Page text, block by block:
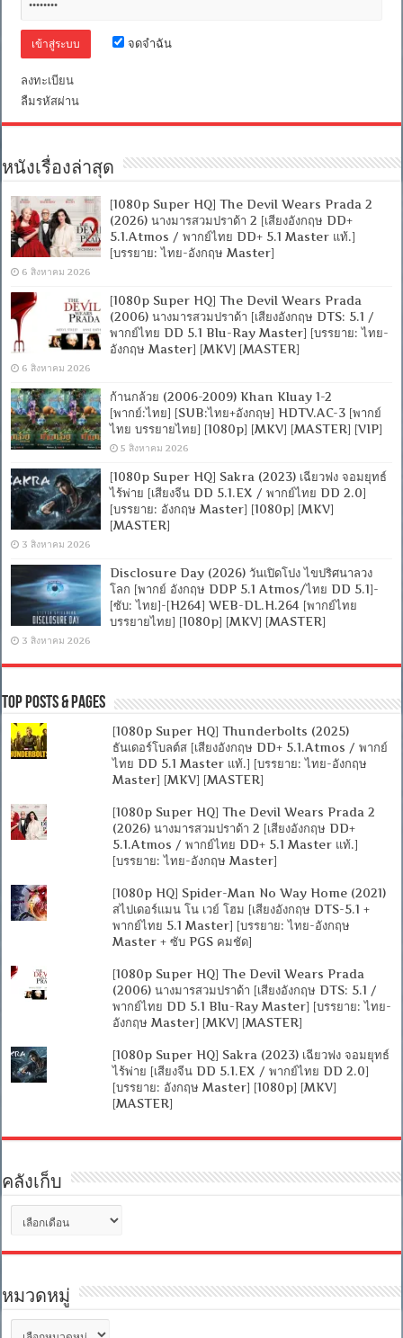
+
อังกฤษ
2.0]
จดจำฉัน
ลงทะเบียน
ลืมรหัสผ่าน
หนังเรื่องล่าสุด
[1080p Super HQ] The Devil Wears Prada 2
(2026) นางมารสวมปราด้า 2 [เสียงอังกฤษ DD+
5.1.Atmos / พากย์ไทย DD+ 5.1 Master แท้.]
[บรรยาย: ไทย-อังกฤษ Master]
6 สิงหาคม 2026
[1080p Super HQ] The Devil Wears Prada
(2006) นางมารสวมปราด้า [เสียงอังกฤษ DTS: 5.1 /
พากย์ไทย DD 5.1 Blu-Ray Master] [บรรยาย: ไทย-
อังกฤษ Master] [MKV] [MASTER]
6 สิงหาคม 2026
ก้านกล้วย (2006-2009) Khan Kluay 1-2
[พากย์:ไทย] [SUB:ไทย+อังกฤษ] HDTV.AC-3 [พากย์
ไทย บรรยายไทย] [1080p] [MKV] [MASTER] [VIP]
5 สิงหาคม 2026
[1080p Super HQ] Sakra (2023) เฉียวฟง จอมยุทธ์
ไร้พ่าย [เสียงจีน DD 5.1.EX / พากย์ไทย DD 2.0]
[บรรยาย: อังกฤษ Master] [1080p] [MKV]
[MASTER]
3 สิงหาคม 2026
Disclosure Day (2026) วันเปิดโปง ไขปริศนาลวง
โลก [พากย์ อังกฤษ DDP 5.1 Atmos/ไทย DD 5.1]-
[ซับ: ไทย]-[H264] WEB-DL.H.264 [พากย์ไทย
บรรยายไทย] [1080p] [MKV] [MASTER]
3 สิงหาคม 2026
Top Posts & Pages
[1080p Super HQ] Thunderbolts (2025)
ธันเดอร์โบลต์ส [เสียงอังกฤษ DD+ 5.1.Atmos / พากย์
ไทย DD 5.1 Master แท้.] [บรรยาย: ไทย-อังกฤษ
Master] [MKV] [MASTER]
[1080p Super HQ] The Devil Wears Prada 2
(2026) นางมารสวมปราด้า 2 [เสียงอังกฤษ DD+
5.1.Atmos / พากย์ไทย DD+ 5.1 Master แท้.]
[บรรยาย: ไทย-อังกฤษ Master]
[1080p HQ] Spider-Man No Way Home (2021)
สไปเดอร์แมน โน เวย์ โฮม [เสียงอังกฤษ DTS-5.1 +
พากย์ไทย 5.1 Master] [บรรยาย: ไทย-อังกฤษ
Master + ซับ PGS คมชัด]
[1080p Super HQ] The Devil Wears Prada
(2006) นางมารสวมปราด้า [เสียงอังกฤษ DTS: 5.1 /
พากย์ไทย DD 5.1 Blu-Ray Master] [บรรยาย: ไทย-
อังกฤษ Master] [MKV] [MASTER]
[1080p Super HQ] Sakra (2023) เฉียวฟง จอมยุทธ์
ไร้พ่าย [เสียงจีน DD 5.1.EX / พากย์ไทย DD 2.0]
[บรรยาย: อังกฤษ Master] [1080p] [MKV]
[MASTER]
คลังเก็บ
คลัง
เก็บ
หมวดหมู่
หมวด